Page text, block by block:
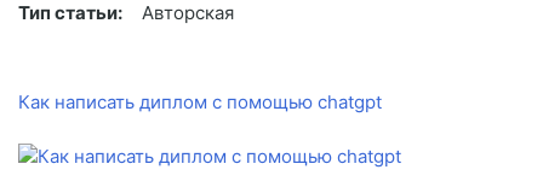
Тип статьи: Авторская
Как написать диплом с помощью chatgpt